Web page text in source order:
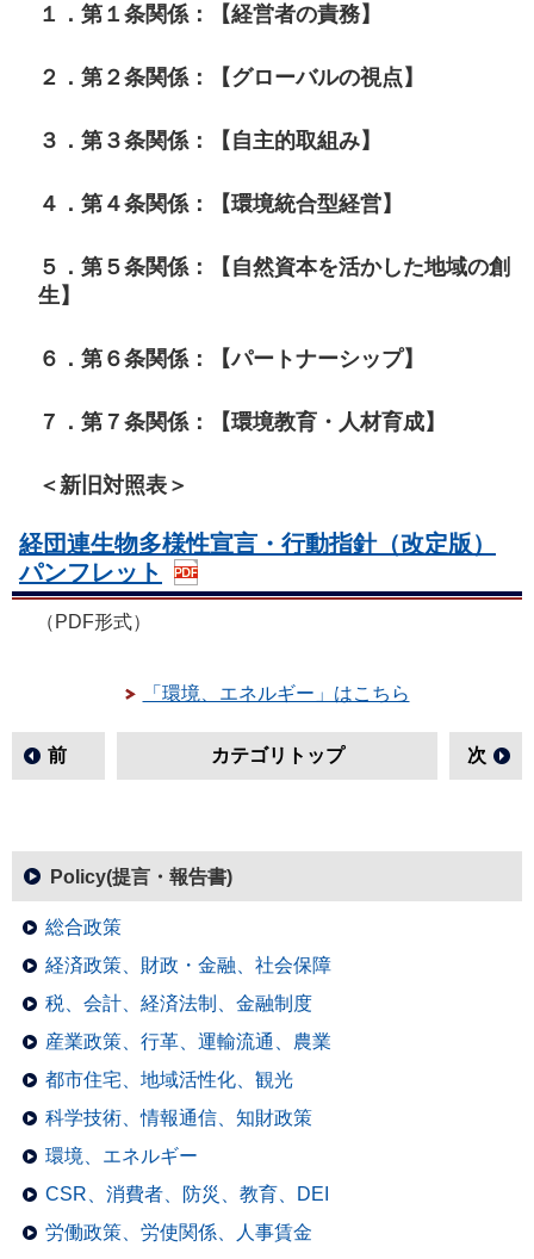
１．第１条関係：【経営者の責務】
２．第２条関係：【グローバルの視点】
３．第３条関係：【自主的取組み】
４．第４条関係：【環境統合型経営】
５．第５条関係：【自然資本を活かした地域の創
生】
６．第６条関係：【パートナーシップ】
７．第７条関係：【環境教育・人材育成】
＜新旧対照表＞
経団連生物多様性宣言・行動指針（改定版）
パンフレット
（PDF形式）
「環境、エネルギー」はこちら
前 カテゴリトップ 次
Policy(提言・報告書)
総合政策
経済政策、財政・金融、社会保障
税、会計、経済法制、金融制度
産業政策、行革、運輸流通、農業
都市住宅、地域活性化、観光
科学技術、情報通信、知財政策
環境、エネルギー
CSR、消費者、防災、教育、DEI
労働政策、労使関係、人事賃金